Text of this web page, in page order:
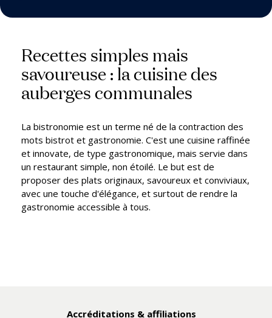
Recettes simples mais
savoureuse : la cuisine des
auberges communales
La bistronomie est un terme né de la contraction des
mots bistrot et gastronomie. C'est une cuisine raffinée
et innovate, de type gastronomique, mais servie dans
un restaurant simple, non étoilé. Le but est de
proposer des plats originaux, savoureux et conviviaux,
avec une touche d'élégance, et surtout de rendre la
gastronomie accessible à tous.
Accréditations & affiliations